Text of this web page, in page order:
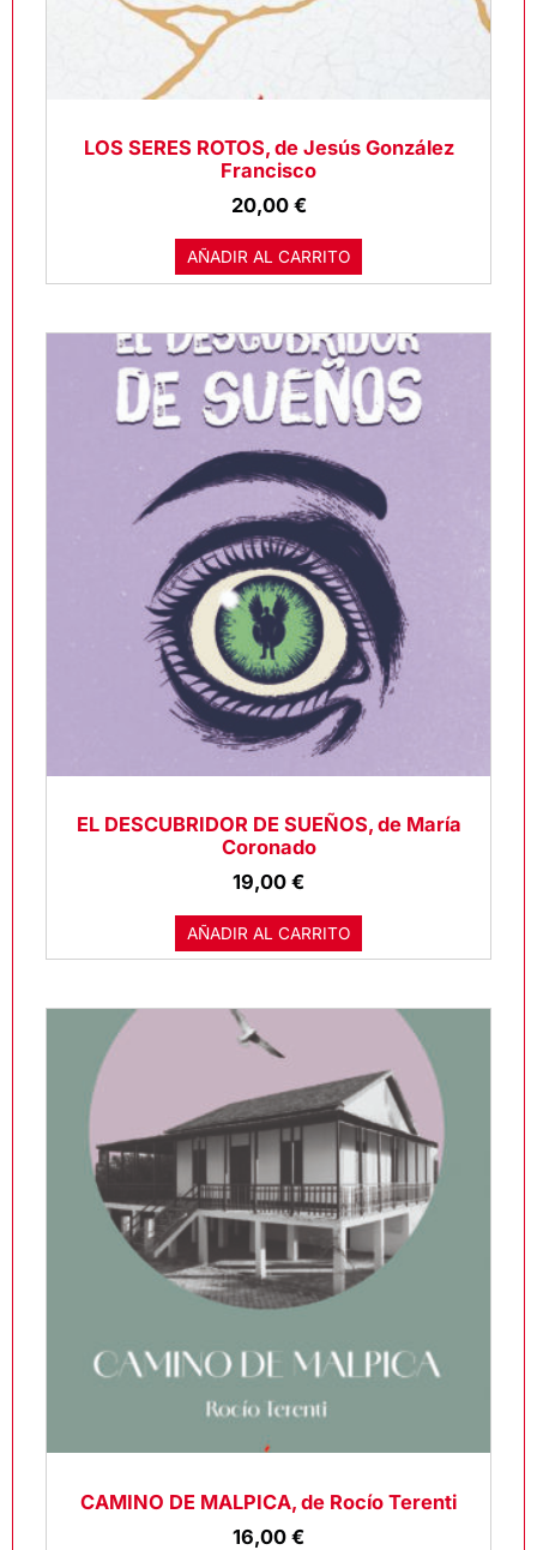
LOS SERES ROTOS, de Jesús González
Francisco
20,00 €
AÑADIR AL CARRITO
EL DESCUBRIDOR DE SUEÑOS, de María
Coronado
19,00 €
AÑADIR AL CARRITO
CAMINO DE MALPICA, de Rocío Terenti
16,00 €